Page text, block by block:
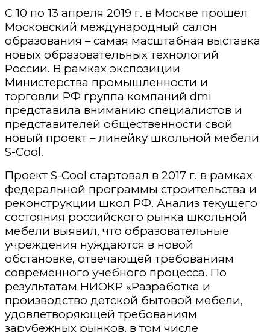
С 10 по 13 апреля 2019 г. в Москве прошел
Московский международный салон
образования – самая масштабная выставка
новых образовательных технологий
России. В рамках экспозиции
Министерства промышленности и
торговли РФ группа компаний dmi
представила вниманию специалистов и
представителей общественности свой
новый проект – линейку школьной мебели
S-Cool.
Проект S-Cool стартовал в 2017 г. в рамках
федеральной программы строительства и
реконструкции школ РФ. Анализ текущего
состояния российского рынка школьной
мебели выявил, что образовательные
учреждения нуждаются в новой
обстановке, отвечающей требованиям
современного учебного процесса. По
результатам НИОКР «Разработка и
производство детской бытовой мебели,
удовлетворяющей требованиям
зарубежных рынков, в том числе